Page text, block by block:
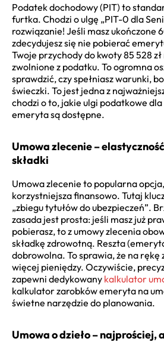
Podatek dochodowy (PIT) to
furtka. Chodzi o ulgę „PIT-0 dla
rozwiązanie! Jeśli masz ukończone
zdecydujesz się nie pobierać
Twoje przychody do kwoty 85 528
zwolnione z podatku. To ogromna
sprawdzić, czy spełniasz warunki,
świeczki. To jest jedna z
chodzi o to, jakie ulgi podatkowe
emeryta są dostępne.
Umowa zlecenie –
składki
Umowa zlecenie to popularna
korzystniejsza finansowo. Tutaj
„zbiegu tytułów do ubezpieczeń”.
zasada jest prosta: jeśli masz już
pobierasz, to z umowy zlecenia
składkę zdrowotną. Reszta
dobrowolna. To sprawia, że na rękę
więcej pieniędzy. Oczywiście,
zapewni dedykowany kalkulator
kalkulator zarobków emeryta na
świetne narzędzie do planowania.
Umowa o dzieło – najprościej,